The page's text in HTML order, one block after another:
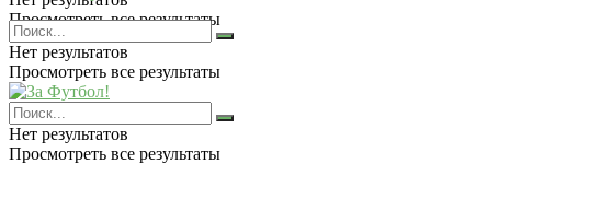
Просмотреть все результаты
Нет результатов
Просмотреть все результаты
Нет результатов
Просмотреть все результаты